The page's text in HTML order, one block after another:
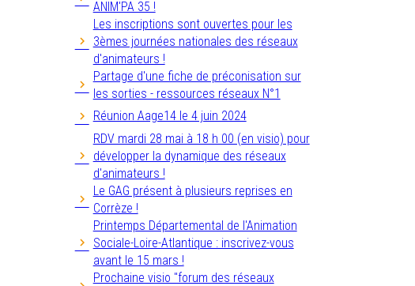
ANIM'PA 35 !
Les inscriptions sont ouvertes pour les
3èmes journées nationales des réseaux
d'animateurs !
Partage d'une fiche de préconisation sur
les sorties - ressources réseaux N°1
Réunion Aage14 le 4 juin 2024
RDV mardi 28 mai à 18 h 00 (en visio) pour
développer la dynamique des réseaux
d'animateurs !
Le GAG présent à plusieurs reprises en
Corrèze !
Printemps Départemental de l'Animation
Sociale-Loire-Atlantique : inscrivez-vous
avant le 15 mars !
Prochaine visio "forum des réseaux